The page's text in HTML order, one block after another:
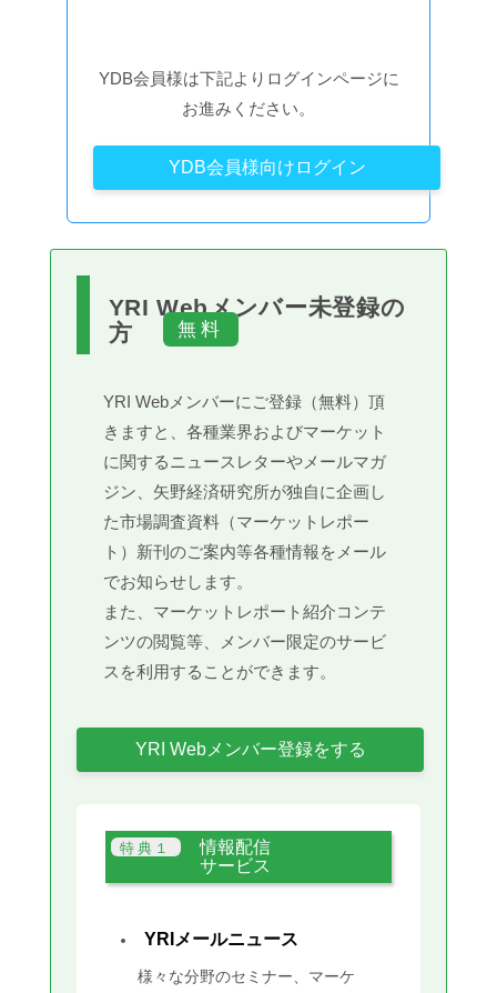
YDB会員様は下記よりログインページに
お進みください。
YDB会員様向けログイン
YRI Webメンバー未登録の
方
YRI Webメンバーにご登録（無料）頂
きますと、各種業界およびマーケット
に関するニュースレターやメールマガ
ジン、矢野経済研究所が独自に企画し
た市場調査資料（マーケットレポー
ト）新刊のご案内等各種情報をメール
でお知らせします。
また、マーケットレポート紹介コンテ
ンツの閲覧等、メンバー限定のサービ
スを利用することができます。
YRI Webメンバー登録をする
情報配信
サービス
YRIメールニュース
様々な分野のセミナー、マーケ